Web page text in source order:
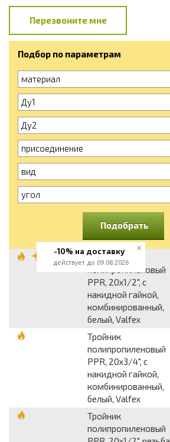
Перезвоните мне
Подбор по параметрам
материал
Ду1
Ду2
присоединение
вид
угол
Подобрать
Тройник
полипропиленовый
PPR, 20x1/2", с
накидной гайкой,
комбинированный,
белый, Valfex
Тройник
полипропиленовый
PPR, 20x3/4", с
накидной гайкой,
комбинированный,
белый, Valfex
Тройник
полипропиленовый
-10% на доставку
действует до 09.08.2026